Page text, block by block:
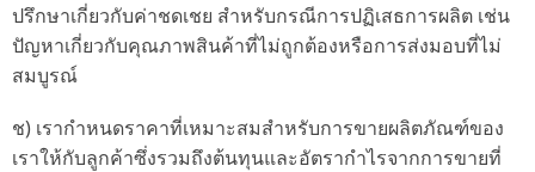
ปรึกษาเกี่ยวกับค่าชดเชย สำหรับกรณีการปฏิเสธการผลิต เช่น
ปัญหาเกี่ยวกับคุณภาพสินค้าที่ไม่ถูกต้องหรือการส่งมอบที่ไม่
สมบูรณ์
ช) เรากำหนดราคาที่เหมาะสมสำหรับการขายผลิตภัณฑ์ของ
เราให้กับลูกค้าซึ่งรวมถึงต้นทุนและอัตรากำไรจากการขายที่